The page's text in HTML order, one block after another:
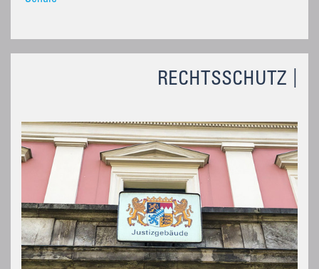
RECHTSSCHUTZ